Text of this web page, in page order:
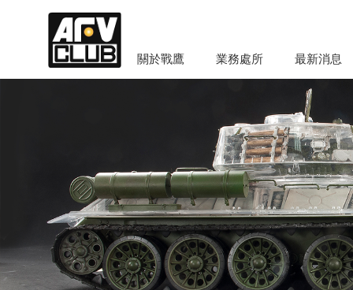
關於戰鷹 業務處所 最新消息